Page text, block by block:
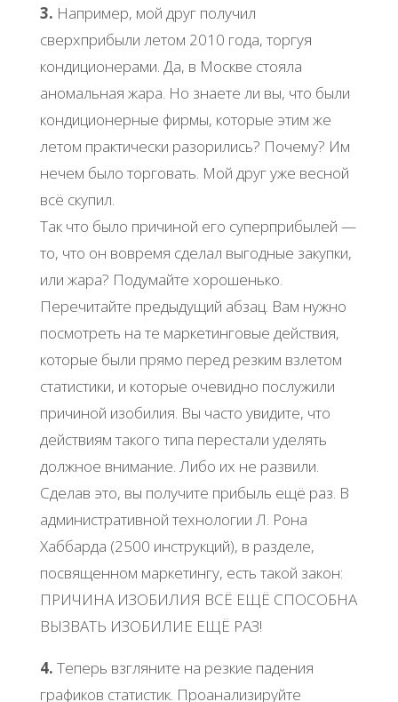
3. Например, мой друг получил
сверхприбыли летом 2010 года, торгуя
кондиционерами. Да, в Москве стояла
аномальная жара. Но знаете ли вы, что были
кондиционерные фирмы, которые этим же
летом практически разорились? Почему? Им
нечем было торговать. Мой друг уже весной
всё скупил.
Так что было причиной его суперприбылей —
то, что он вовремя сделал выгодные закупки,
или жара? Подумайте хорошенько.
Перечитайте предыдущий абзац. Вам нужно
посмотреть на те маркетинговые действия,
которые были прямо перед резким взлетом
статистики, и которые очевидно послужили
причиной изобилия. Вы часто увидите, что
действиям такого типа перестали уделять
должное внимание. Либо их не развили.
Сделав это, вы получите прибыль ещё раз. В
административной технологии Л. Рона
Хаббарда (2500 инструкций), в разделе,
посвященном маркетингу, есть такой закон:
ПРИЧИНА ИЗОБИЛИЯ ВСЁ ЕЩЁ СПОСОБНА
ВЫЗВАТЬ ИЗОБИЛИЕ ЕЩЁ РАЗ!
4. Теперь взгляните на резкие падения
графиков статистик. Проанализируйте